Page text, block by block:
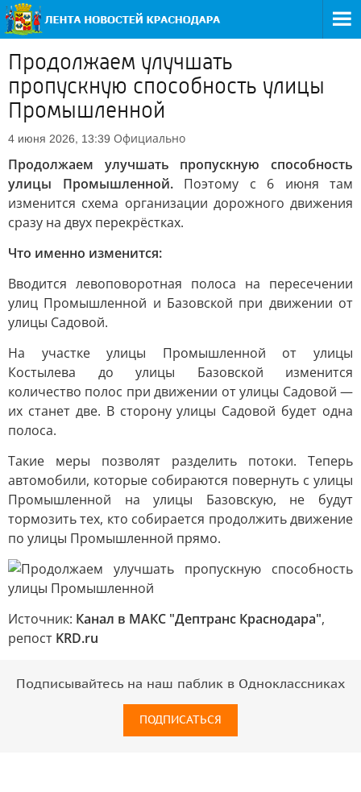
Продолжаем улучшать
пропускную способность улицы
Промышленной
4 июня 2026, 13:39 Официально
Продолжаем улучшать пропускную способность
улицы Промышленной.Поэтому с 6 июня там
изменится схема организации дорожного движения
сразу на двух перекрёстках.
Что именно изменится:
Вводится левоповоротная полоса на пересечении
улиц Промышленной и Базовской при движении от
улицы Садовой.
На участке улицы Промышленной от улицы
Костылева до улицы Базовской изменится
количество полос при движении от улицы Садовой —
их станет две. В сторону улицы Садовой будет одна
полоса.
Такие меры позволят разделить потоки. Теперь
автомобили, которые собираются повернуть с улицы
Промышленной на улицы Базовскую, не будут
тормозить тех, кто собирается продолжить движение
по улицы Промышленной прямо.
Источник: Канал в МАКС "Дептранс Краснодара",
репост KRD.ru
Подписывайтесь на наш паблик в Одноклассниках
ПОДПИСАТЬСЯ